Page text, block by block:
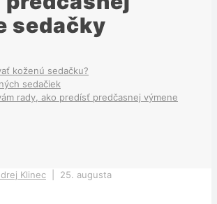
sedačky
koženú sedačku?
sedačiek
rady, ako predísť predčasnej výmene
Klinec
25. augusta